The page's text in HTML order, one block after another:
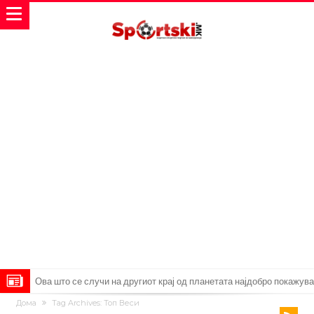
Ова што се случи на другиот крај од планетата најдобро покажува
кој е и што е Лука Модриќ
Феран Торес кажал “да” на Пари Сен Жермен
Дома Tag Archives: Топ Веси